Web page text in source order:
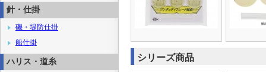
シリーズ商品
針・仕掛
磯・堤防仕掛
船仕掛
ハリス・道糸